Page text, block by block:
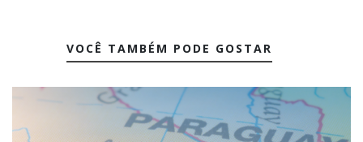
VOCÊ TAMBÉM PODE GOSTAR